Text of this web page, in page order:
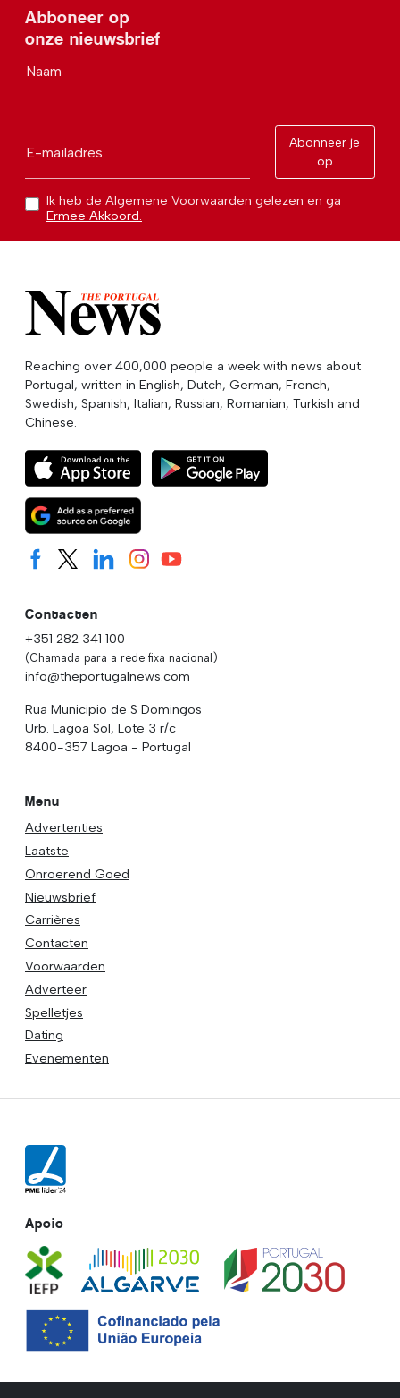
Abboneer op
onze nieuwsbrief
Naam
E-mailadres
Abonneer je
op
Ik heb de Algemene Voorwaarden gelezen en ga
Ermee Akkoord.
Reaching over 400,000 people a week with news about
Portugal, written in English, Dutch, German, French,
Swedish, Spanish, Italian, Russian, Romanian, Turkish and
Chinese.
Contacten
+351 282 341 100
(Chamada para a rede fixa nacional)
info@theportugalnews.com
Rua Municipio de S Domingos
Urb. Lagoa Sol, Lote 3 r/c
8400-357 Lagoa - Portugal
Menu
Advertenties
Laatste
Onroerend Goed
Nieuwsbrief
Carrières
Contacten
Voorwaarden
Adverteer
Spelletjes
Dating
Evenementen
Apoio